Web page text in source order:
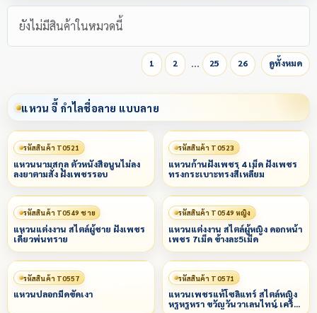
ยังไม่มีสินค้าในหมวดนี้
1 2 … 25 26 ดูทั้งหมด
แหวน จี้ กำไลชื่อลาย แบบลาย
รหัสสินค้า T0521
แหวนนามสกุล ตัวหนังสือนูนไม่ลง
ลงยาตามสั่ง ฝังเพชรรอบ
รหัสสินค้า T0523
แหวนก้านฝังเพชร 4 เม็ด ฝังเพชร
ทรงกระเบาะทรงสี่เหลี่ยม
รหัสสินค้า T0549 ชาย
แหวนแต่งงาน สไตล์ผู้ชาย ฝังเพชร
เดี่ยวพ่นทราย
รหัสสินค้า T0549 หญิง
แหวนแต่งงาน สไตล์ผู้หญิง ดอกหน้า
เพชร 7เม็ด ข้างละ5เม็ด
รหัสสินค้า T0557
แหวนปลอกมีดขัดเงา
รหัสสินค้า T0571
แหวนเพชรแท้โซลิแทร์ สไตล์หญิง
หรูหรูหรา ขวัญวันวาเลนไทน์ เครื่อง